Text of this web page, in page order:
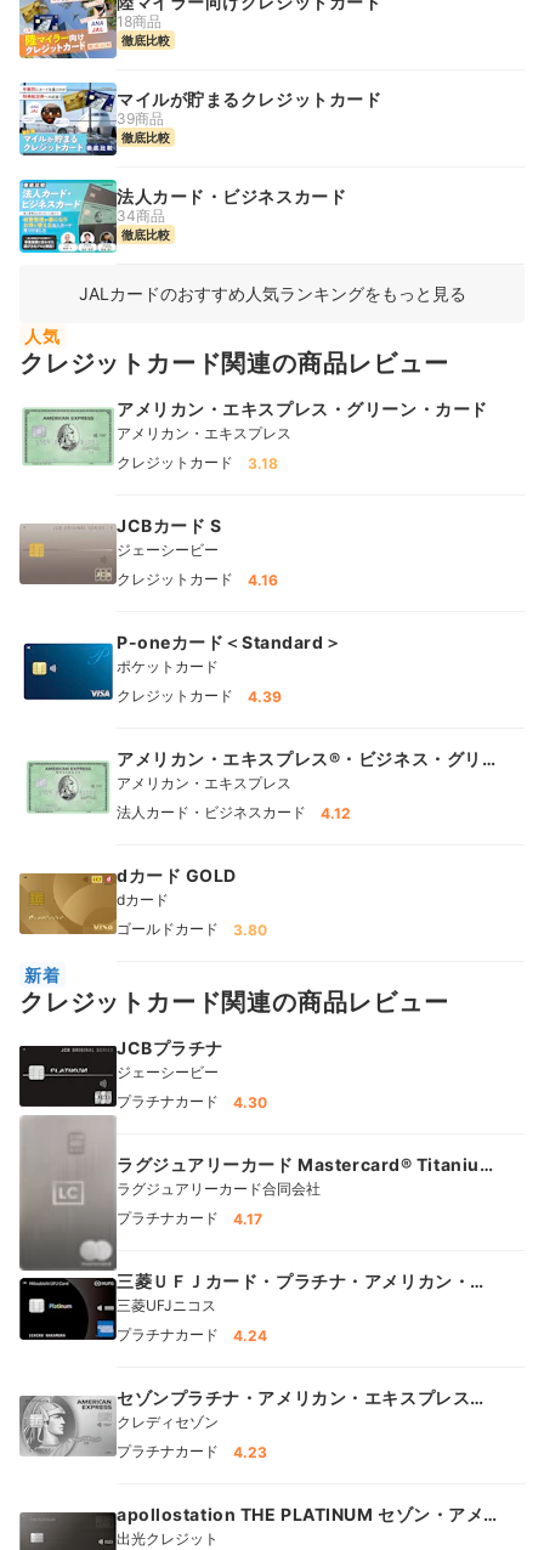
18商品
徹底比較
マイルが貯まるクレジットカード
39商品
徹底比較
法人カード・ビジネスカード
34商品
徹底比較
JALカードのおすすめ人気ランキングをもっと見る
人気
クレジットカード関連の商品レビュー
アメリカン・エキスプレス・グリーン・カード
アメリカン・エキスプレス
クレジットカード
3.18
JCBカード S
ジェーシービー
クレジットカード
4.16
P-oneカード＜Standard＞
ポケットカード
クレジットカード
4.39
アメリカン・エキスプレス®・ビジネス・グリ
ーン・カード
アメリカン・エキスプレス
法人カード・ビジネスカード
4.12
dカード GOLD
dカード
ゴールドカード
3.80
新着
クレジットカード関連の商品レビュー
JCBプラチナ
ジェーシービー
プラチナカード
4.30
ラグジュアリーカード Mastercard® Titanium
Card™
ラグジュアリーカード合同会社
プラチナカード
4.17
三菱ＵＦＪカード・プラチナ・アメリカン・エ
キスプレス®・カード
三菱UFJニコス
プラチナカード
4.24
セゾンプラチナ・アメリカン・エキスプレス
®︎・カード
クレディセゾン
プラチナカード
4.23
apollostation THE PLATINUM セゾン・アメリ
カン・エキスプレス®・カード
出光クレジット